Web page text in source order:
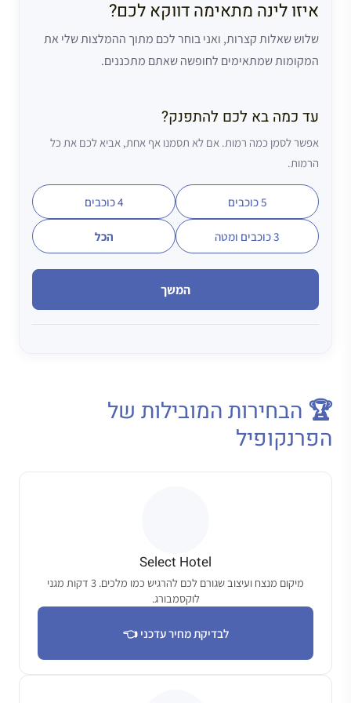
איזו לינה מתאימה דווקא לכם?
שלוש שאלות קצרות, ואני בוחר לכם מתוך ההמלצות שלי את
המקומות שמתאימים לחופשה שאתם מתכננים.
עד כמה בא לכם להתפנק?
אפשר לסמן כמה רמות. אם לא תסמנו אף אחת, אביא לכם את כל
הרמות.
5 כוכבים 4 כוכבים
3 כוכבים ומטה הכל
המשך
🏆 הבחירות המובילות של
הפרנקופיל
Select Hotel
מיקום מנצח ועיצוב שגורם לכם להרגיש כמו מלכים. 3 דקות מגני
לוקסמבורג.
לבדיקת מחיר עדכני 👈